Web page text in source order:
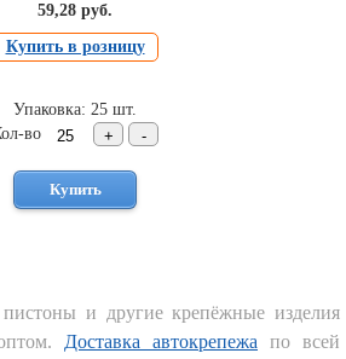
59,28 руб.
Купить в розницу
Упаковка: 25 шт.
во
и другие крепёжные изделия
Доставка автокрепежа по всей